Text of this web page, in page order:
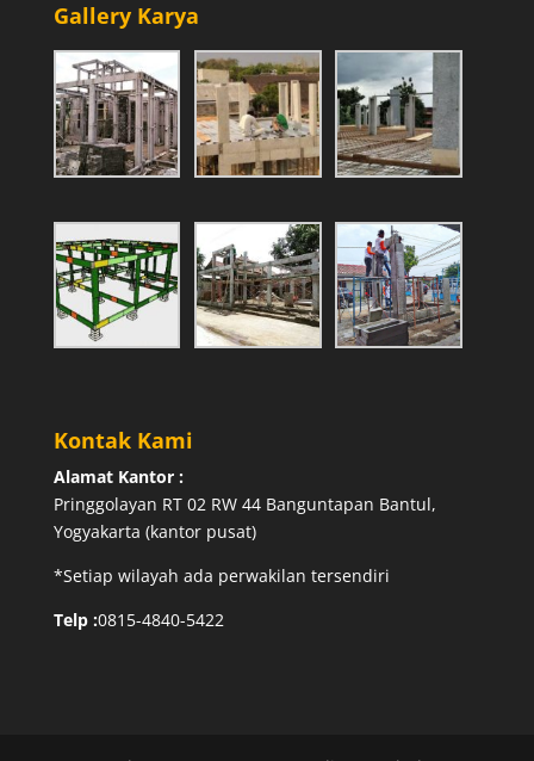
Gallery Karya
Kontak Kami
Alamat Kantor :
Pringgolayan RT 02 RW 44 Banguntapan Bantul,
Yogyakarta (kantor pusat)
*Setiap wilayah ada perwakilan tersendiri
Telp :0815-4840-5422